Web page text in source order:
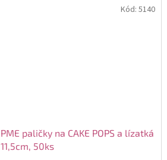
PME paličky na CAKE POPS a lízatká
11,5cm, 50ks
Kód: 5140